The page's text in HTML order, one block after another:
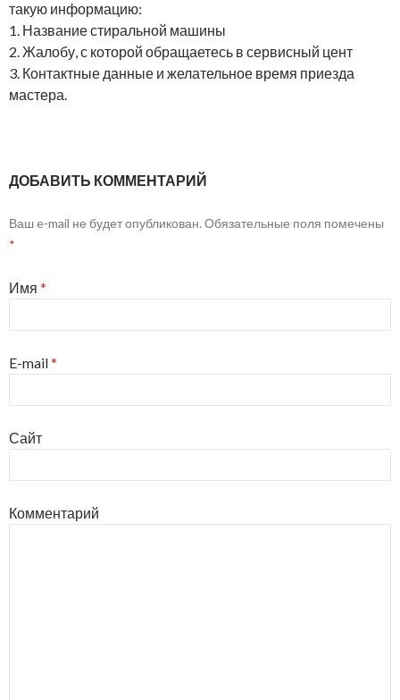
такую информацию:
1. Название стиральной машины
2. Жалобу, с которой обращаетесь в сервисный цент
3. Контактные данные и желательное время приезда
мастера.
ДОБАВИТЬ КОММЕНТАРИЙ
Ваш e-mail не будет опубликован. Обязательные поля помечены
*
Имя *
E-mail*
Сайт
Комментарий